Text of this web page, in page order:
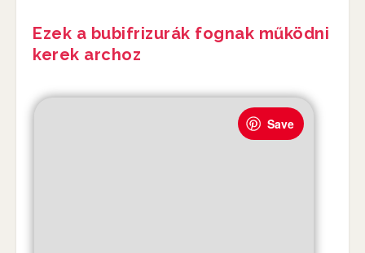
Ezek a bubifrizurák fognak működni
kerek archoz
Save